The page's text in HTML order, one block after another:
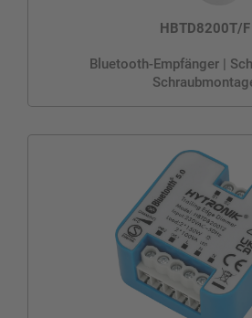
HBTD8200T/F
Bluetooth-Empfänger |